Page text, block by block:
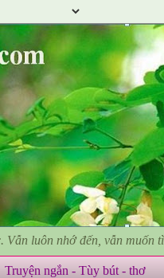
luôn nhớ đến, vẫn muốn
Truyện ngắn - Tùy bút - thơ